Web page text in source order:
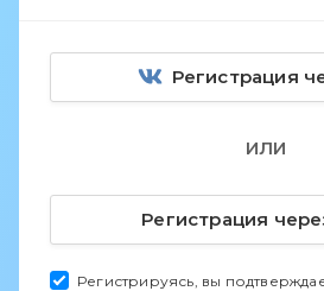
Регистрация
ИЛИ
Регистрация
Регистрируясь, вы